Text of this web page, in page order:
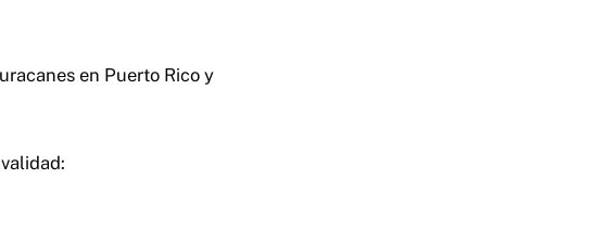
en Puerto Rico y